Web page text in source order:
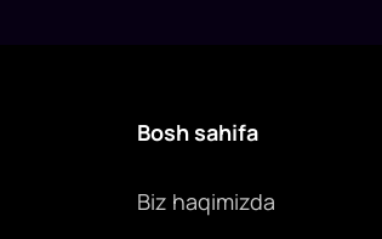
Bosh sahifa
Biz haqimizda